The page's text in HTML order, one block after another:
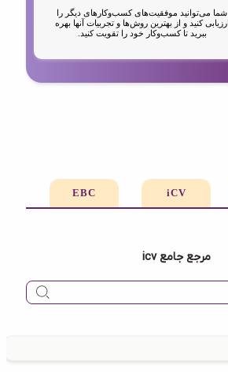
شما می‌توانید موفقیت‌های کسب‌وکارهای دیگر را
ارزیابی کنید و از بهترین روش‌ها و تجربیات آنها بهره
ببرید تا کسب‌وکار خود را تقویت کنید.
iCV
EBC
مرجع جامع icv